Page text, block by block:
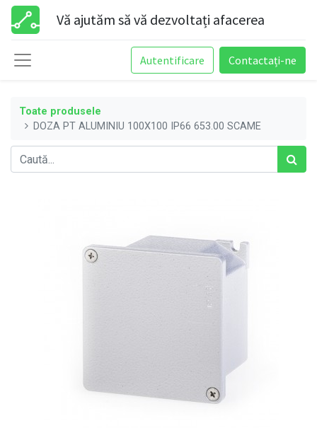
Vă ajutăm să vă dezvoltați afacerea
Autentificare Contactați-ne
Toate produsele
DOZA PT ALUMINIU 100X100 IP66 653.00 SCAME